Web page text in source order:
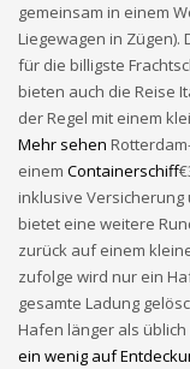
gemeinsam in einem
Liegewagen in Zügen).
für die billigste
bieten auch die Reise
der Regel mit einem
Mehr sehen
einem Containerschiff
inklusive Versicherung
bietet eine weitere
zurück auf einem
zufolge wird nur ein
gesamte Ladung
Hafen länger als üblich
ein wenig auf